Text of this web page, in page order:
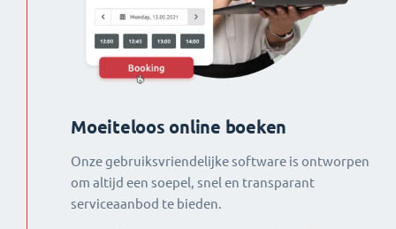
Moeiteloos online boeken
Onze gebruiksvriendelijke software is ontworpen
om altijd een soepel, snel en transparant
serviceaanbod te bieden.